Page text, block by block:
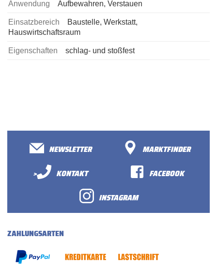
Anwendung Aufbewahren, Verstauen
Einsatzbereich
Baustelle, Werkstatt,
Hauswirtschaftsraum
Eigenschaften schlag- und stoßfest
NEWSLETTER
MARKTFINDER
>
KONTAKT
FACEBOOK
INSTAGRAM
ZAHLUNGSARTEN